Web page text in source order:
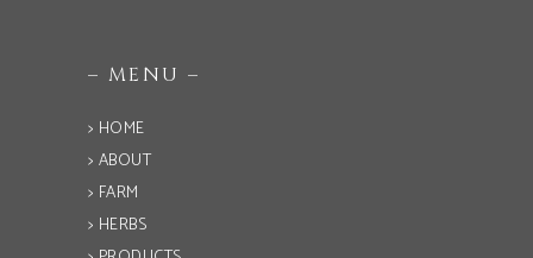
– MENU –
> HOME
> ABOUT
> FARM
> HERBS